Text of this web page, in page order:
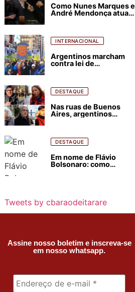
Como Nunes Marques e
André Mendonça atuam
INTERNACIONAL
Argentinos marcham
contra lei de
florestais
DESTAQUE
Nas ruas de Buenos
Aires, argentinos
DESTAQUE
Em nome de Flávio
Bolsonaro: como
Tweets by cbaraodeitarare
Assine nosso boletim e inscreva-se
em nosso whatsapp.